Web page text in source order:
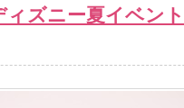
ズニー夏イベント